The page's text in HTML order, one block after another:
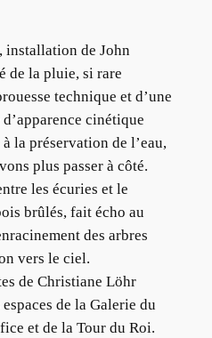
installation de John
de la pluie, si rare
technique et d’une
cinétique
la préservation de l’eau,
plus passer à côté.
les écuries et le
brûlés, fait écho au
des arbres
vers le ciel.
de Christiane Löhr
de la Galerie du
et de la Tour du Roi.